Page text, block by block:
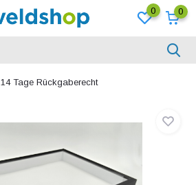
0 0
14 Tage Rückgaberecht